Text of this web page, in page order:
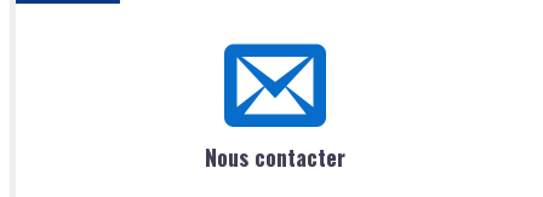
Nous contacter